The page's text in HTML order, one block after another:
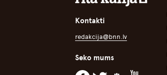
Kontakti
redakcija@bnn.lv
Seko mums